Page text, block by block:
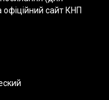
офіційний сайт КНП